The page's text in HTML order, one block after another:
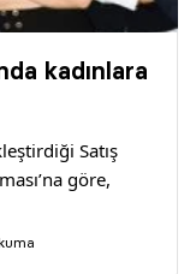
kadınlara
Satış
göre,